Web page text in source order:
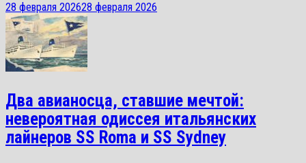
28 февраля 202628 февраля 2026
Два авианосца, ставшие мечтой:
невероятная одиссея итальянских
лайнеров SS Roma и SS Sydney